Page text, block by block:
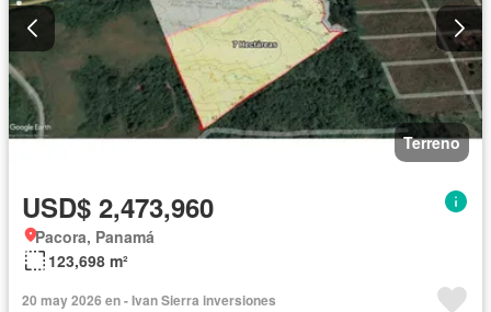
Terreno
USD$ 2,473,960
Pacora, Panamá
123,698 m²
20 may 2026 en - Ivan Sierra inversiones